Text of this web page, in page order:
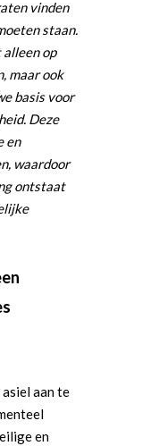
vinden
staan.
op
maar ook
basis voor
Deze
en
waardoor
ontstaat
aan te
en